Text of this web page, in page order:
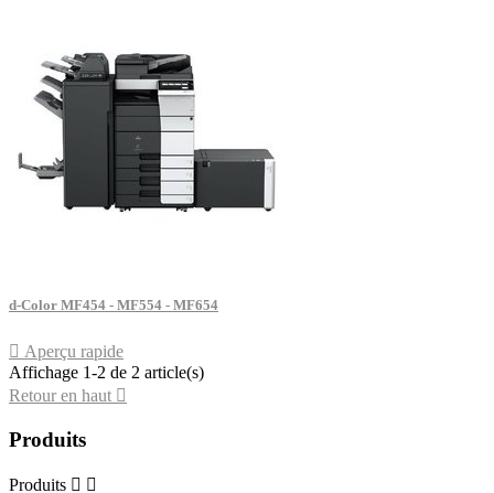
d-Color MF454 - MF554 - MF654
 Aperçu rapide
Affichage 1-2 de 2 article(s)
Retour en haut 
Produits
Produits  